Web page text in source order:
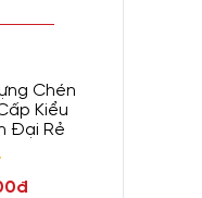
Chén
Kiểu
Đại Rẻ